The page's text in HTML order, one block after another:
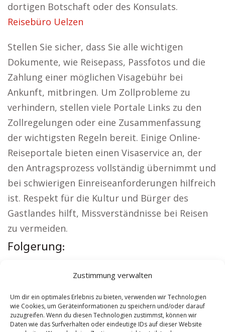
Zustimmung verwalten
Um dir ein optimales Erlebnis zu bieten, verwenden wir Technologien
wie Cookies, um Geräteinformationen zu speichern und/oder darauf
zuzugreifen. Wenn du diesen Technologien zustimmst, können wir
Daten wie das Surfverhalten oder eindeutige IDs auf dieser Website
dortigen Botschaft oder des Konsulats.
Reisebüro Uelzen
Stellen Sie sicher, dass Sie alle wichtigen
Dokumente, wie Reisepass, Passfotos und die
Zahlung einer möglichen Visagebühr bei
Ankunft, mitbringen. Um Zollprobleme zu
verhindern, stellen viele Portale Links zu den
Zollregelungen oder eine Zusammenfassung
der wichtigsten Regeln bereit. Einige Online-
Reiseportale bieten einen Visaservice an, der
den Antragsprozess vollständig übernimmt und
bei schwierigen Einreiseanforderungen hilfreich
ist. Respekt für die Kultur und Bürger des
Gastlandes hilft, Missverständnisse bei Reisen
zu vermeiden.
Folgerung:
Sicherheitsdienst Schiltach|Versicherung
Schiltach|Hundeschule Schiltach|Schamane
Schiltach|Reisebüro Schiltach